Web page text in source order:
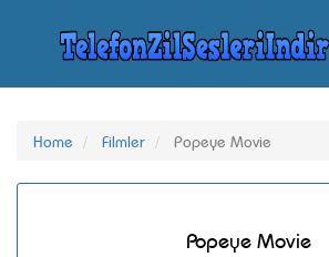
Home Filmler Popeye Movie
Popeye Movie